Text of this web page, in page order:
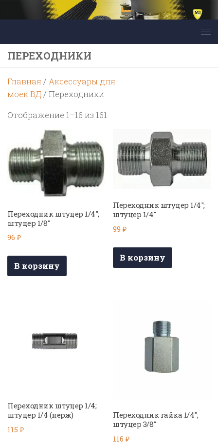
Перейти к содержимому
ПЕРЕХОДНИКИ
Главная/ Аксессуары для
моек ВД / Переходники
Отображение 1–16 из 161
возрастанию
Переходник штуцер 1/4″;
штуцер 1/8″
96 ₽
В корзину
Переходник штуцер 1/4″;
штуцер 1/4″
99₽
В корзину
Переходник штуцер 1/4;
штуцер 1/4 (нерж)
115 ₽
Переходник гайка 1/4″;
штуцер 3/8″
116₽